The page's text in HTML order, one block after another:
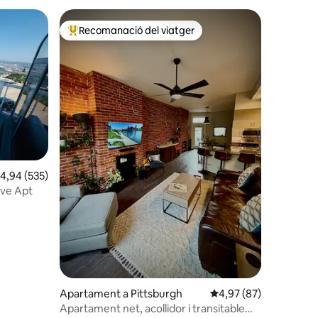
de puntuació mitjana d'un total de 5; 535 avaluacions
4,94 (535)
Apt
Principals recomanacions dels viatgers
Recomanació del viatger
Apartament a Pittsburgh 4,97 de puntuació
4,97 (87)
Apartament net, acollidor i transitable